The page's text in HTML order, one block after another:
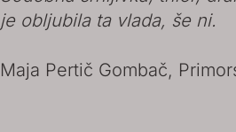
je obljubila ta vlada, še ni.
Maja Pertič Gombač,